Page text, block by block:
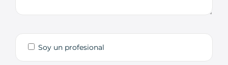
Soy un profesional